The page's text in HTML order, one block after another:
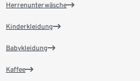
Herrenunterwäsche
Kinderkleidung
Babykleidung
Kaffee